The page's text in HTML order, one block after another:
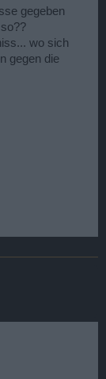
gegeben
wo sich
gegen die